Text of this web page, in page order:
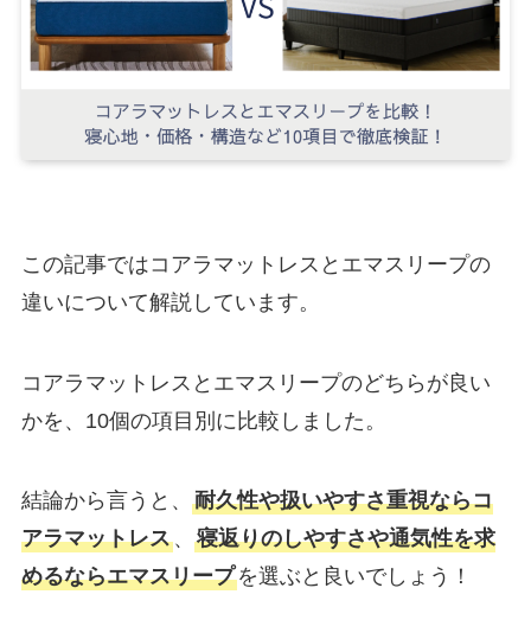
この記事ではコアラマットレスとエマスリープの
違いについて解説しています。
コアラマットレスとエマスリープのどちらが良い
かを、10個の項目別に比較しました。
結論から言うと、 耐久性や扱いやすさ重視ならコ
アラマットレス、 寝返りのしやすさや通気性を求
めるならエマスリープを選ぶと良いでしょう！